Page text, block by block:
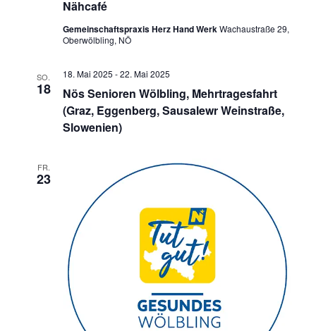
Nähcafé
Gemeinschaftspraxis Herz Hand WerkWachaustraße 29,
Oberwölbling, NÖ
SO.
18
Nös Senioren Wölbling, Mehrtragesfahrt
(Graz, Eggenberg, Sausalewr Weinstraße,
Slowenien)
18. Mai 2025 -22. Mai 2025
FR.
23